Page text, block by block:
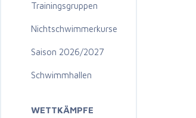
Trainingsgruppen
Nichtschwimmerkurse
Saison 2026/2027
Schwimmhallen
WETTKÄMPFE